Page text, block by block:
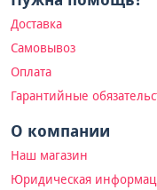
Доставка
Самовывоз
Оплата
Гарантийные
О компании
Наш магазин
Юридическая